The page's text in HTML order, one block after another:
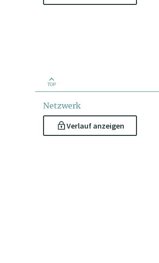
TOP
Netzwerk
Verlauf anzeigen